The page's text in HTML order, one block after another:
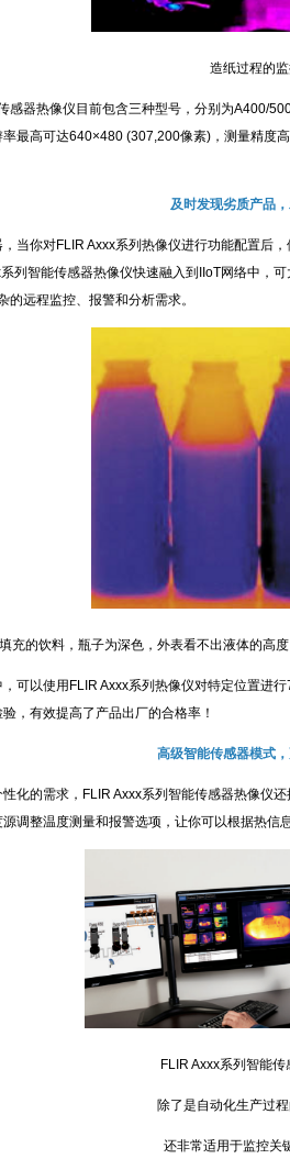
造纸过程的监
器热像仪目前包含三种型号，分别为A400/
率最高可达640×480 (307,200像素)，测量精度
及时发现劣质产品
你对FLIR Axxx系列热像仪进行功能配置后，
列智能传感器热像仪快速融入到IIoT网络中，
的远程监控、报警和分析需求。
的饮料，瓶子为深色，外表看不出液体的高度
以使用FLIR Axxx系列热像仪对特定位置进行
，有效提高了产品出厂的合格率！
高级智能传感器模式
的需求，FLIR Axxx系列智能传感器热像仪还
调整温度测量和报警选项，让你可以根据热信
FLIR Axxx系列智能传
除了是自动化生产过程
还非常适用于监控关